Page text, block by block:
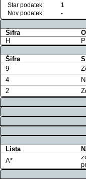
Star podatek:
1
Nov podatek:
-
Šifra
H
Šifra
9
4
2
Lista
A*